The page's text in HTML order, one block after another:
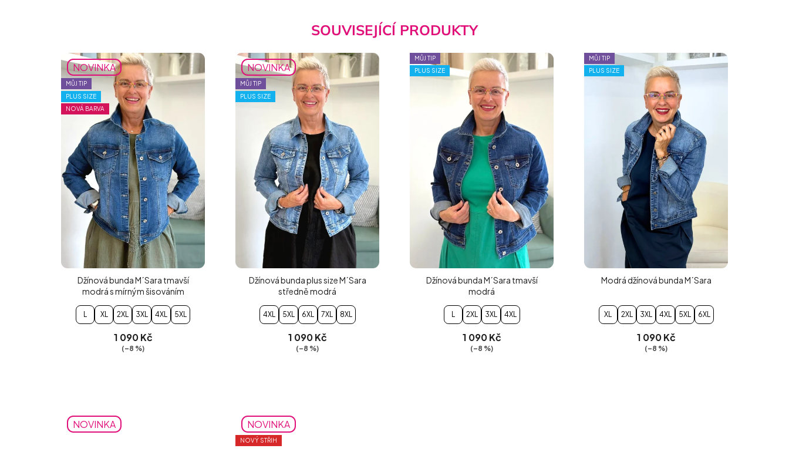
SOUVISEJÍCÍ PRODUKTY
NOVINKA
MŮJ TIP
PLUS SIZE
NOVÁ BARVA
Džínová bunda M´Sara tmavší
modrá s mírným šisováním
XL 2XL 3XL 4XL 5XL
1 090 Kč
(–8 %)
NOVINKA
MŮJ TIP
PLUS SIZE
Džínová bunda plus size M´Sara
středně modrá
4XL 5XL 6XL 7XL 8XL
1 090 Kč
(–8 %)
MŮJ TIP
PLUS SIZE
Džínová bunda M´Sara tmavší
modrá
2XL 3XL 4XL
1 090 Kč
(–8 %)
MŮJ TIP
PLUS SIZE
Modrá džínová bunda M´Sara
XL 2XL 3XL 4XL 5XL 6XL
1 090 Kč
(–8 %)
NOVINKA NOVINKA
NOVÝ STŘIH